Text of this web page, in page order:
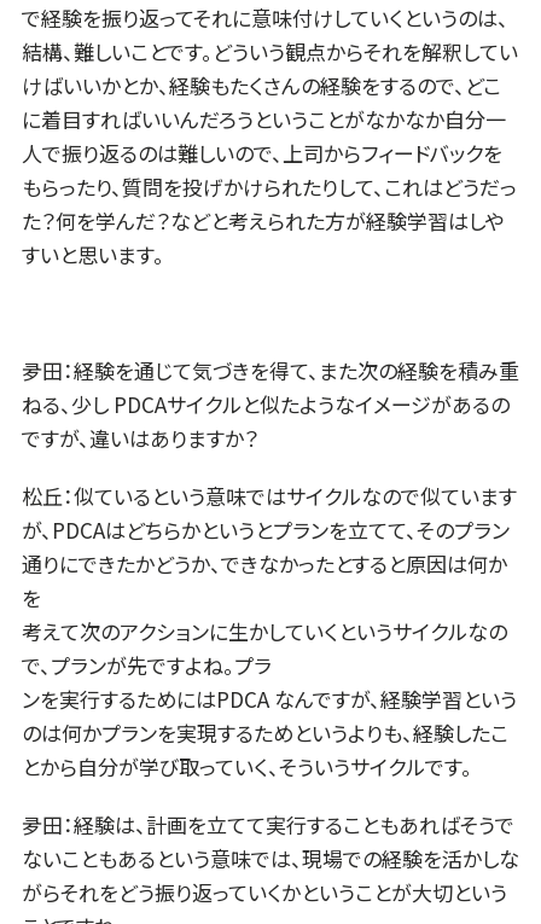
で経験を振り返ってそれに意味付けしていくというのは、
結構、難しいことです。どういう観点からそれを解釈してい
けばいいかとか、経験もたくさんの経験をするので、どこ
に着目すればいいんだろうということがなかなか自分一
人で振り返るのは難しいので、上司からフィードバックを
もらったり、質問を投げかけられたりして、これはどうだっ
た？何を学んだ？などと考えられた方が経験学習はしや
すいと思います。
夛田：経験を通じて気づきを得て、また次の経験を積み重
ねる、少し PDCAサイクルと似たようなイメージがあるの
ですが、違いはありますか？
松丘：似ているという意味ではサイクルなので似ています
が、PDCAはどちらかというとプランを立てて、そのプラン
通りにできたかどうか、できなかったとすると原因は何か
を
考えて次のアクションに生かしていくというサイクルなの
で、プランが先ですよね。プラ
ンを実行するためにはPDCA なんですが、経験学習という
のは何かプランを実現するためというよりも、経験したこ
とから自分が学び取っていく、そういうサイクルです。
夛田：経験は、計画を立てて実行することもあればそうで
ないこともあるという意味では、現場での経験を活かしな
がらそれをどう振り返っていくかということが大切という